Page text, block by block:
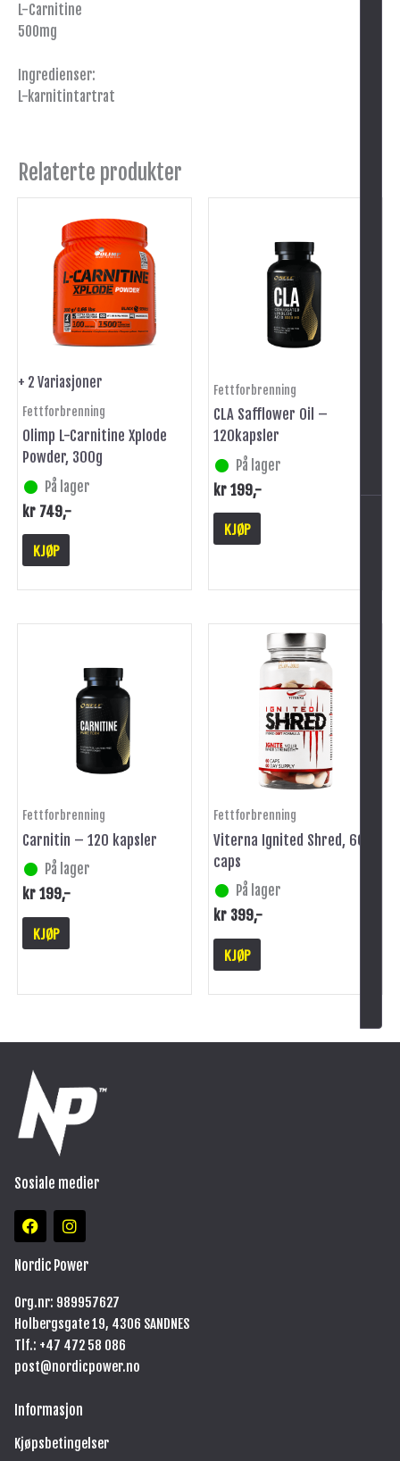
L-Carnitine
500mg
Ingredienser:
L-karnitintartrat
Relaterte produkter
+ 2 Variasjoner
Fettforbrenning
Olimp L-Carnitine Xplode
Powder, 300g
På lager
kr 749,-
KJØP
produktet
har
flere
varianter.
Alternativene
kan
på
produktsiden
Fettforbrenning
CLA Safflower Oil –
120kapsler
På lager
kr199,-
KJØP
Fettforbrenning
Carnitin – 120 kapsler
På lager
kr199,-
KJØP
Fettforbrenning
Viterna Ignited Shred, 60
caps
På lager
kr 399,-
KJØP
Sosiale medier
F
a
e
o
o
k
I
n
t
g
r
a
m
Nordic Power
Org.nr: 989957627
Holbergsgate 19, 4306 SANDNES
Tlf.: +47 472 58 086
post@nordicpower.no
Informasjon
Kjøpsbetingelser